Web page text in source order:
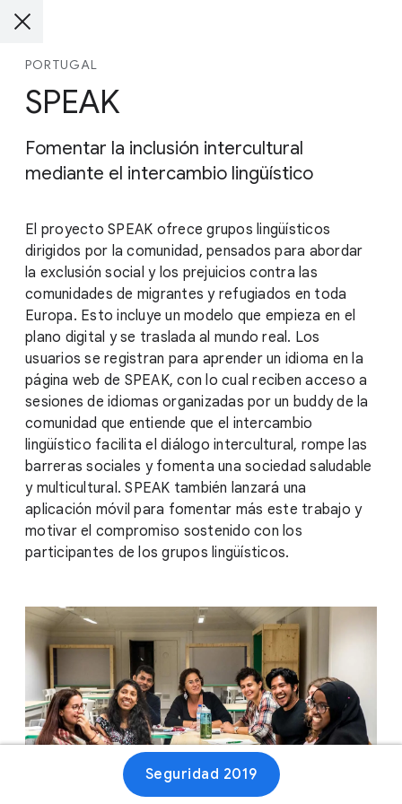
PORTUGAL
SPEAK
Fomentar la inclusión intercultural
mediante el intercambio lingüístico
El proyecto SPEAK ofrece grupos lingüísticos
dirigidos por la comunidad, pensados para abordar
la exclusión social y los prejuicios contra las
comunidades de migrantes y refugiados en toda
Europa. Esto incluye un modelo que empieza en el
plano digital y se traslada al mundo real. Los
usuarios se registran para aprender un idioma en la
página web de SPEAK, con lo cual reciben acceso a
sesiones de idiomas organizadas por un buddy de la
comunidad que entiende que el intercambio
lingüístico facilita el diálogo intercultural, rompe las
barreras sociales y fomenta una sociedad saludable
y multicultural. SPEAK también lanzará una
aplicación móvil para fomentar más este trabajo y
motivar el compromiso sostenido con los
participantes de los grupos lingüísticos.
Seguridad 2019